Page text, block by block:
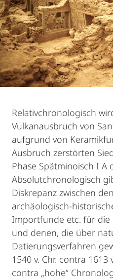
Relativchronologisch
Vulkanausbruch von
aufgrund von
Ausbruch zerstörten
Phase Spätminoisch I A
Absolutchronologisch
Diskrepanz zwischen
archäologisch-
Importfunde etc. für die
und denen, die über
Datierungsverfahren
1540 v. Chr. contra 1613
contra „hohe“